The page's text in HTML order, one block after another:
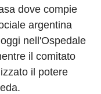
dove compie
argentina
nell'Ospedale
il comitato
il potere